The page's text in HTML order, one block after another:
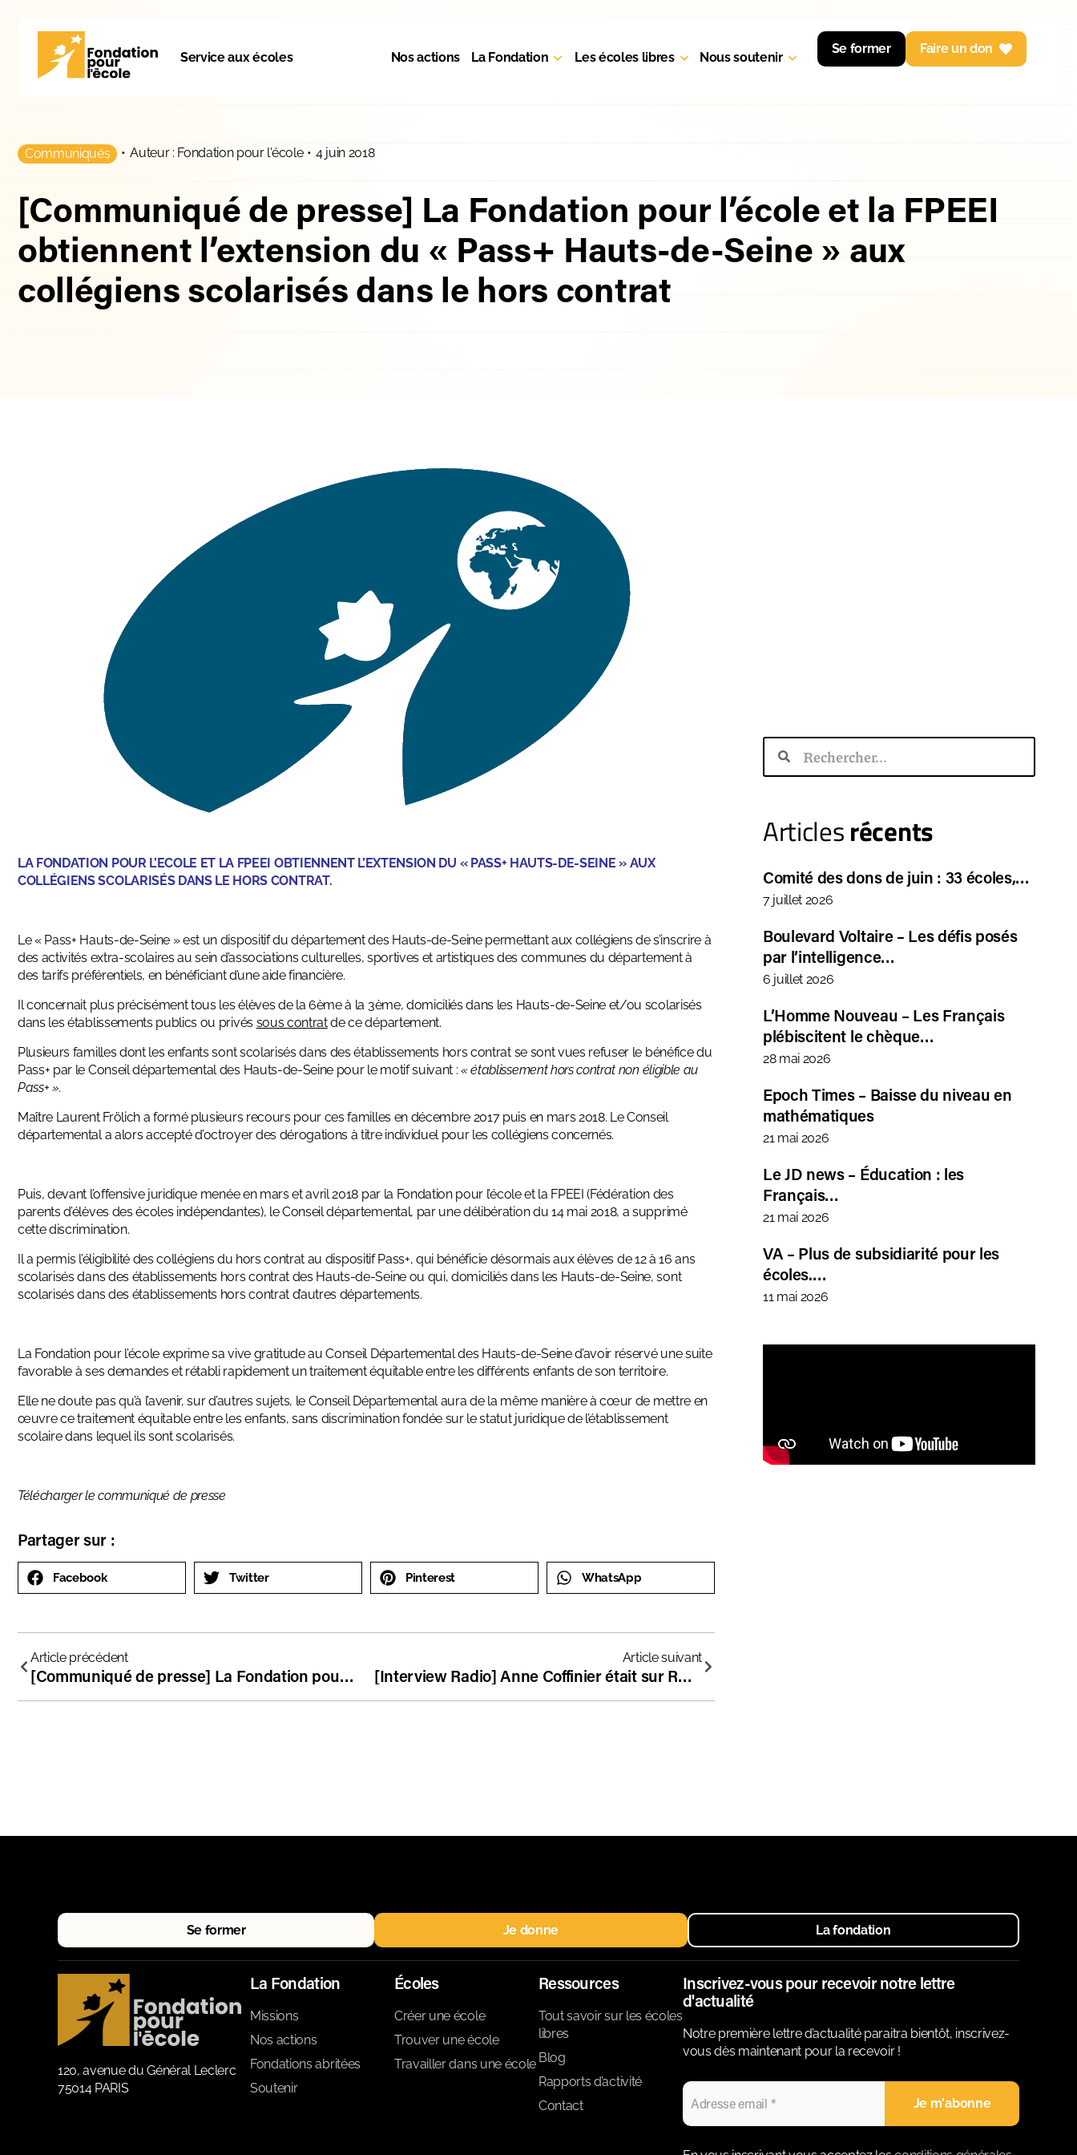
Service aux écoles Nos actions La Fondation Les écoles libres Nous soutenir
Faire un don
Se former
Communiqués • Auteur : Fondation pour l'école • 4 juin 2018
[Communiqué de presse] La Fondation pour l’école et la FPEEI
obtiennent l’extension du « Pass+ Hauts-de-Seine » aux
collégiens scolarisés dans le hors contrat
LA FONDATION POUR L’ECOLE ET LA FPEEI OBTIENNENT L’EXTENSION DU « PASS+ HAUTS-DE-SEINE » AUX
COLLÉGIENS SCOLARISÉS DANS LE HORS CONTRAT.
Le « Pass+ Hauts-de-Seine » est un dispositif du département des Hauts-de-Seine permettant aux collégiens de s’inscrire à
des activités extra-scolaires au sein d’associations culturelles, sportives et artistiques des communes du département à
des tarifs préférentiels, en bénéficiant d’une aide financière.
Il concernait plus précisément tous les élèves de la 6ème à la 3ème, domiciliés dans les Hauts-de-Seine et/ou scolarisés
dans les établissements publics ou privés sous contratde ce département.
Plusieurs familles dont les enfants sont scolarisés dans des établissements hors contrat se sont vues refuser le bénéfice du
Pass+ par le Conseil départemental des Hauts-de-Seine pour le motif suivant :« établissementhorscontrat non éligible au
Pass+ ».
Maître Laurent Frölich a formé plusieurs recours pour ces familles en décembre 2017 puis en mars 2018. Le Conseil
départemental a alors accepté d’octroyer des dérogations à titre individuel pour les collégiens concernés.
Puis, devant l’offensive juridique menée en mars et avril 2018 par la Fondation pour l’école et la FPEEI (Fédération des
parents d’élèves des écoles indépendantes), le Conseil départemental, par une délibération du 14 mai 2018, a supprimé
cette discrimination.
Il a permis l’éligibilité des collégiens du hors contrat au dispositif Pass+, qui bénéficie désormais aux élèves de 12 à 16 ans
scolarisés dans des établissements hors contrat des Hauts-de-Seine ou qui, domiciliés dans les Hauts-de-Seine, sont
scolarisés dans des établissements hors contrat d’autres départements.
La Fondation pour l’école exprime sa vive gratitude au Conseil Départemental des Hauts-de-Seine d’avoir réservé une suite
favorable à ses demandes et rétabli rapidement un traitement équitable entre les différents enfants de son territoire.
Elle ne doute pas qu’à l’avenir, sur d’autres sujets, le Conseil Départemental aura de la même manière à cœur de mettre en
œuvre ce traitement équitable entre les enfants, sans discrimination fondée sur le statut juridique de l’établissement
scolaire dans lequel ils sont scolarisés.
Télécharger le communiqué de presse
Partager sur :
Facebook Twitter Pinterest WhatsApp
Article précédent
[Communiqué de presse] La Fondation pour l’école et la FPEEI obtiennent l’extension du “Pass+ Hauts-de-Seine” pour les collégiens du hors contrat
Article suivant
[Interview Radio] Anne Coffinier était sur RMC à propos du port de l’uniforme à l’école
Articlesrécents
Comité des dons de juin : 33 écoles,…
7 juillet 2026
Boulevard Voltaire – Les défis posés
par l’intelligence…
6 juillet 2026
L’Homme Nouveau – Les Français
plébiscitent le chèque…
28 mai 2026
Epoch Times – Baisse du niveau en
mathématiques
21 mai 2026
Le JD news – Éducation : les
Français…
21 mai 2026
VA – Plus de subsidiarité pour les
écoles.…
11 mai 2026
Se former Je donne La fondation
120, avenue du Général Leclerc
75014 PARIS
La Fondation
Missions
Nos actions
Fondations abritées
Soutenir
Écoles
Créer une école
Trouver une école
Travailler dans une école
Ressources
Tout savoir sur les écoles
libres
Blog
Rapports d’activité
Contact
Inscrivez-vous pour recevoir notre lettre
d'actualité
Notre première lettre d’actualité paraitra bientôt, inscrivez-
vous dès maintenant pour la recevoir !